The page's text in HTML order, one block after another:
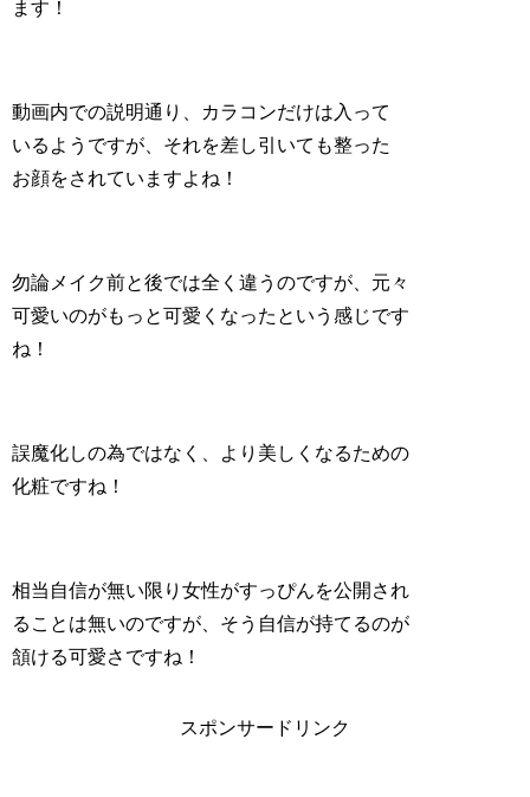
ます！
動画内での説明通り、カラコンだけは入って
いるようですが、それを差し引いても整った
お顔をされていますよね！
勿論メイク前と後では全く違うのですが、元々
可愛いのがもっと可愛くなったという感じです
ね！
誤魔化しの為ではなく、より美しくなるための
化粧ですね！
相当自信が無い限り女性がすっぴんを公開され
ることは無いのですが、そう自信が持てるのが
頷ける可愛さですね！
スポンサードリンク